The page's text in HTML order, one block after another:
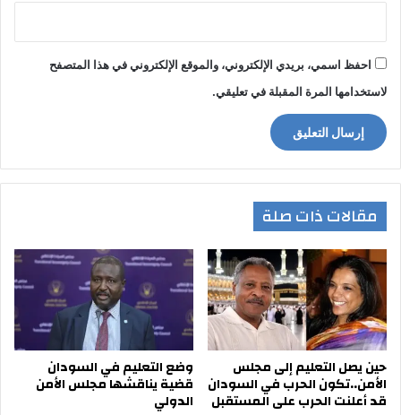
احفظ اسمي، بريدي الإلكتروني، والموقع الإلكتروني في هذا المتصفح
لاستخدامها المرة المقبلة في تعليقي.
مقالات ذات صلة
حين يصل التعليم إلى مجلس
الأمن..تكون الحرب في السودان
قد أعلنت الحرب على المستقبل
وضع التعليم في السودان
قضية يناقشها مجلس الأمن
الدولي